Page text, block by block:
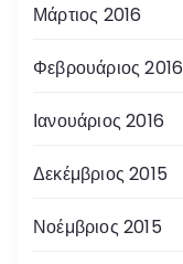
Μάρτιος 2016
Φεβρουάριος 2016
Ιανουάριος 2016
Δεκέμβριος 2015
Νοέμβριος 2015